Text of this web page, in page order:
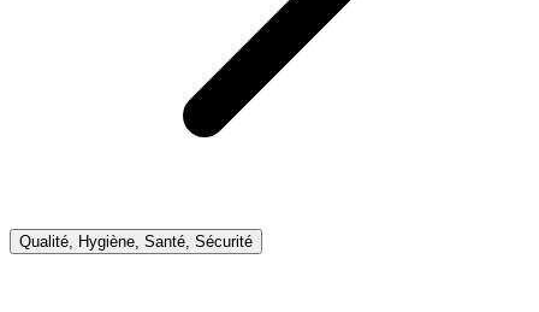
Qualité, Hygiène, Santé, Sécurité